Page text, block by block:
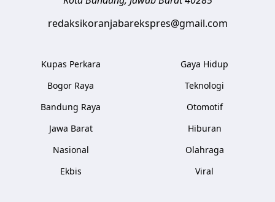
redaksikoranjabarekspres@gmail.com
Kupas Perkara
Bogor Raya
Bandung Raya
Jawa Barat
Nasional
Ekbis
Gaya Hidup
Teknologi
Otomotif
Hiburan
Olahraga
Viral